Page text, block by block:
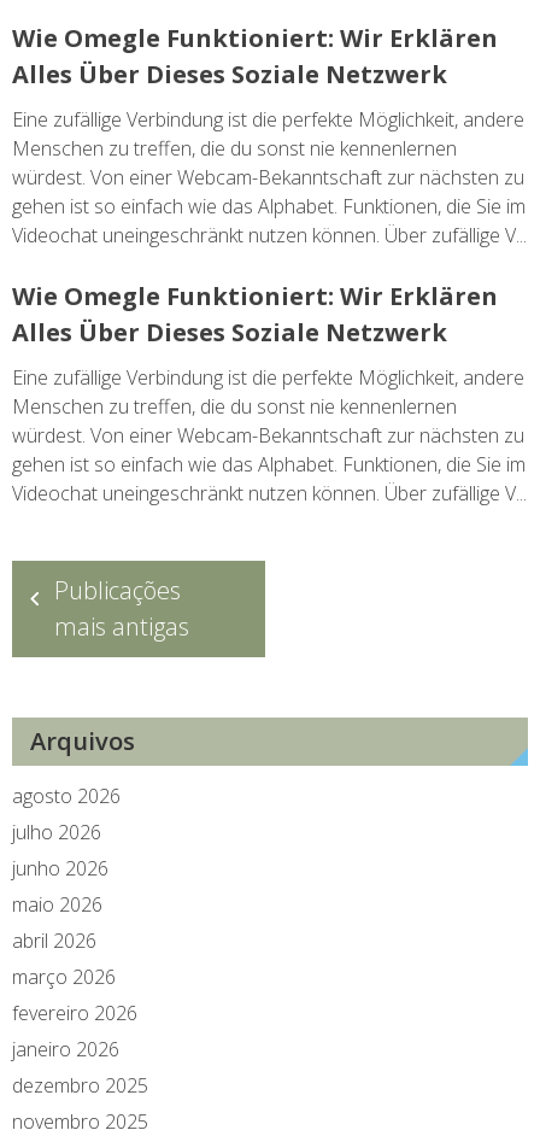
Wie Omegle Funktioniert: Wir Erklären
Alles Über Dieses Soziale Netzwerk
Eine zufällige Verbindung ist die perfekte Möglichkeit, andere
Menschen zu treffen, die du sonst nie kennenlernen
würdest. Von einer Webcam-Bekanntschaft zur nächsten zu
gehen ist so einfach wie das Alphabet. Funktionen, die Sie im
Videochat uneingeschränkt nutzen können. Über zufällige V...
Wie Omegle Funktioniert: Wir Erklären
Alles Über Dieses Soziale Netzwerk
Eine zufällige Verbindung ist die perfekte Möglichkeit, andere
Menschen zu treffen, die du sonst nie kennenlernen
würdest. Von einer Webcam-Bekanntschaft zur nächsten zu
gehen ist so einfach wie das Alphabet. Funktionen, die Sie im
Videochat uneingeschränkt nutzen können. Über zufällige V...
Navegação
por
posts
Publicações
mais antigas
Arquivos
agosto 2026
julho 2026
junho 2026
maio 2026
abril 2026
março 2026
fevereiro 2026
janeiro 2026
dezembro 2025
novembro 2025